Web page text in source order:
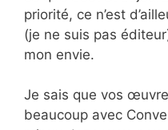
priorité, ce n’est
(je ne suis pas
mon envie.
Je sais que vos
beaucoup avec